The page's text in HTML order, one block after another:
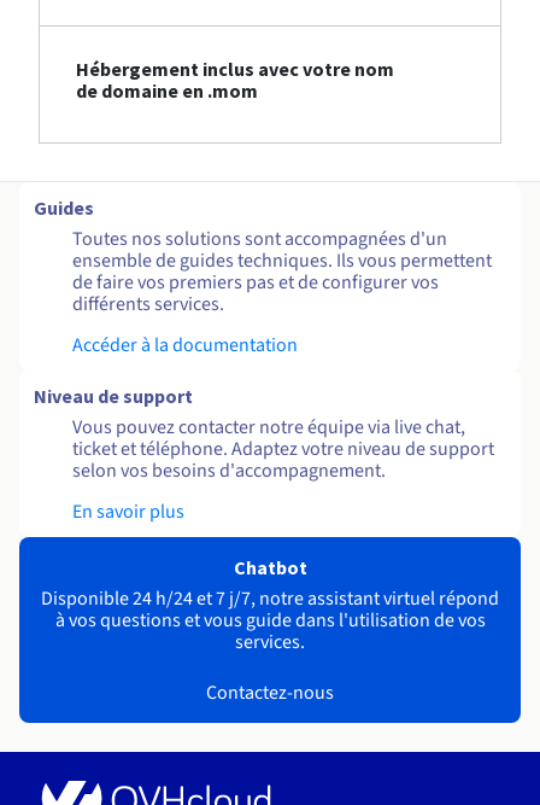
Hébergement inclus avec votre nom
de domaine en .mom
Guides
Toutes nos solutions sont accompagnées d'un
ensemble de guides techniques. Ils vous permettent
de faire vos premiers pas et de configurer vos
différents services.
Accéder à la documentation
Niveau de support
Vous pouvez contacter notre équipe via live chat,
ticket et téléphone. Adaptez votre niveau de support
selon vos besoins d'accompagnement.
En savoir plus
Chatbot
Disponible 24 h/24 et 7 j/7, notre assistant virtuel répond
à vos questions et vous guide dans l'utilisation de vos
services.
Contactez-nous